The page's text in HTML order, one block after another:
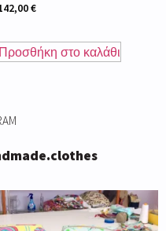
€
Προσθήκη στο καλάθι